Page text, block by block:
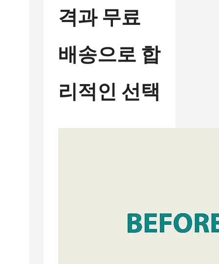
격과 무료
배송으로 합
리적인 선택